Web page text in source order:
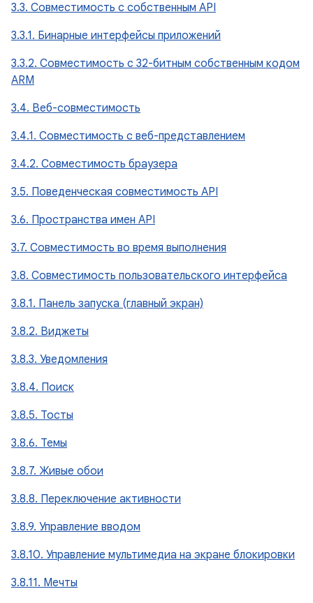
3.3. Совместимость с собственным API
3.3.1. Бинарные интерфейсы приложений
3.3.2. Совместимость с 32-битным собственным кодом
ARM
3.4. Веб-совместимость
3.4.1. Совместимость с веб-представлением
3.4.2. Совместимость браузера
3.5. Поведенческая совместимость API
3.6. Пространства имен API
3.7. Совместимость во время выполнения
3.8. Совместимость пользовательского интерфейса
3.8.1. Панель запуска (главный экран)
3.8.2. Виджеты
3.8.3. Уведомления
3.8.4. Поиск
3.8.5. Тосты
3.8.6. Темы
3.8.7. Живые обои
3.8.8. Переключение активности
3.8.9. Управление вводом
3.8.10. Управление мультимедиа на экране блокировки
3.8.11. Мечты